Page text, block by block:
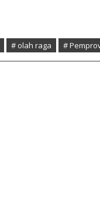
# olah raga #